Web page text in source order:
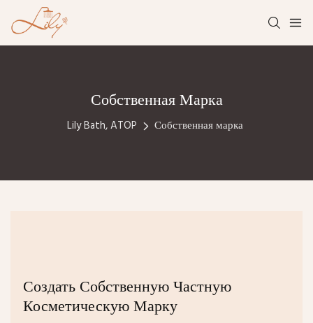
Собственная Марка
Lily Bath, ATOP Собственная марка
Создать Собственную Частную
Косметическую Марку